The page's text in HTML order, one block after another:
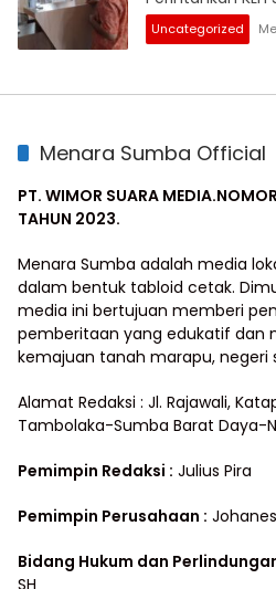
KPK RI Audit
Gambut BPEGM
Uncategorized
Menara Sumba Official
PT. WIMOR SUARA
TAHUN 2023.
Menara Sumba adalah media
dalam bentuk tabloid cetak.
media ini bertujuan memberi
pemberitaan yang edukatif dan
kemajuan tanah marapu, negeri
Alamat Redaksi : Jl. Rajawali,
Tambolaka-Sumba Barat Daya-
Pemimpin Redaksi : Julius Pira
Pemimpin Perusahaan :
Bidang Hukum dan